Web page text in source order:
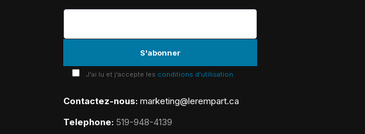
J'ai lu et j'accepte les conditions d'utilisation
Contactez-nous: marketing@lerempart.ca
Telephone: 519-948-4139